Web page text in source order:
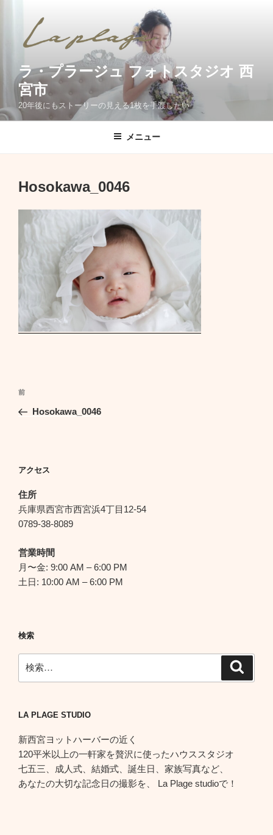
キ
ッ
ラ・プラージュ フォトスタジオ 西
宮市
20年後にもストーリーの見える1枚を手渡したい
メニュー
Hosokawa_0046
投
ナ
ー
シ
ョ
ン
前
の
前
Hosokawa_0046
アクセス
住所
兵庫県西宮市西宮浜4丁目12-54
0789-38-8089
営業時間
月〜金: 9:00 AM – 6:00 PM
土日: 10:00 AM – 6:00 PM
検索
索:
LA PLAGE STUDIO
新西宮ヨットハーバーの近く
120平米以上の一軒家を贅沢に使ったハウススタジオ
七五三、成人式、結婚式、誕生日、家族写真など、
あなたの大切な記念日の撮影を、 La Plage studioで！